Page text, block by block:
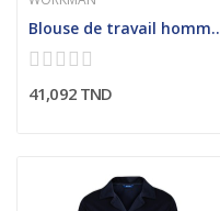
Blouse de travail
41,092 TND